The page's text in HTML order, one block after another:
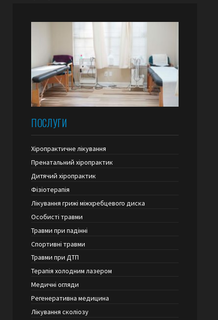
ПОСЛУГИ
Хіропрактичне лікування
Пренатальний хіропрактик
Дитячий хіропрактик
Фізіотерапія
Лікування грижі міжхребцевого диска
Особисті травми
Травми при падінні
Спортивні травми
Травми при ДТП
Терапія холодним лазером
Медичні огляди
Регенеративна медицина
Лікування сколіозу